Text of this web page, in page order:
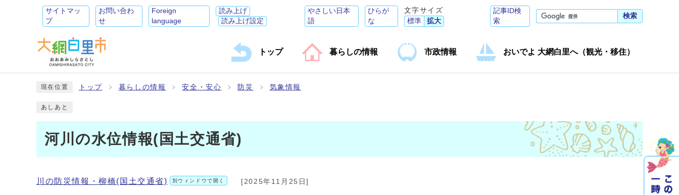
サイトマッ
プ
お問い合わ
せ
Foreign
language
読み上げ
読み上げ設定
やさしい日本
語
ひらが
な
文字サイズ
標準
拡大
記事ID検
索
検索
トップ 暮らしの情報 市政情報 おいでよ 大網白里へ（観光・移住）
現在位置 トップ 暮らしの情報 安全・安心 防災 気象情報
あしあと
河川の水位情報(国土交通省)
川の防災情報・柳橋(国土交通省) 別ウィンドウで開く [2025年11月25日]